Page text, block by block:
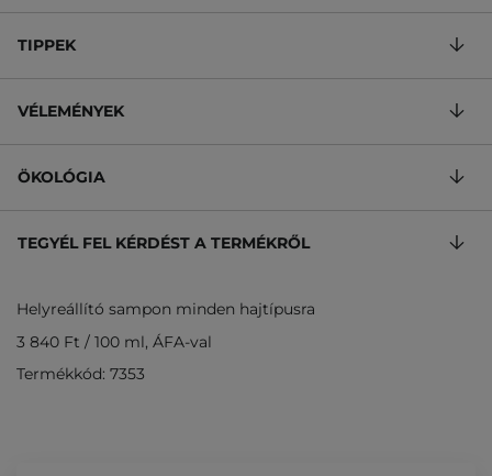
TIPPEK
VÉLEMÉNYEK
ÖKOLÓGIA
TEGYÉL FEL KÉRDÉST A TERMÉKRŐL
Helyreállító sampon minden hajtípusra
3 840 Ft / 100 ml, ÁFA-val
Termékkód: 7353